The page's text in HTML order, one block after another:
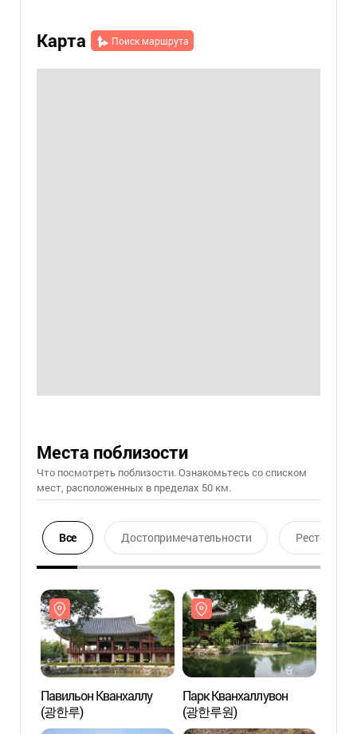
Карта Поиск маршрута
Места поблизости
Что посмотреть поблизости. Ознакомьтесь со списком
мест, расположенных в пределах 50 км.
Все Достопримечательности Ресторан
Павильон Кванхаллу
(광한루)
Парк Кванхаллувон
(광한루원)